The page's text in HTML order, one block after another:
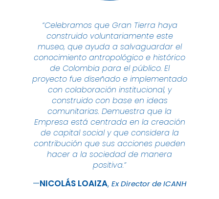
“Celebramos que Gran Tierra haya
construido voluntariamente este
museo, que ayuda a salvaguardar el
conocimiento antropológico e histórico
de Colombia para el público. El
proyecto fue diseñado e implementado
con colaboración institucional, y
construido con base en ideas
comunitarias. Demuestra que la
Empresa está centrada en la creación
de capital social y que considera la
contribución que sus acciones pueden
hacer a la sociedad de manera
positiva.”
NICOLÁS LOAIZA Ex Director de ICANH